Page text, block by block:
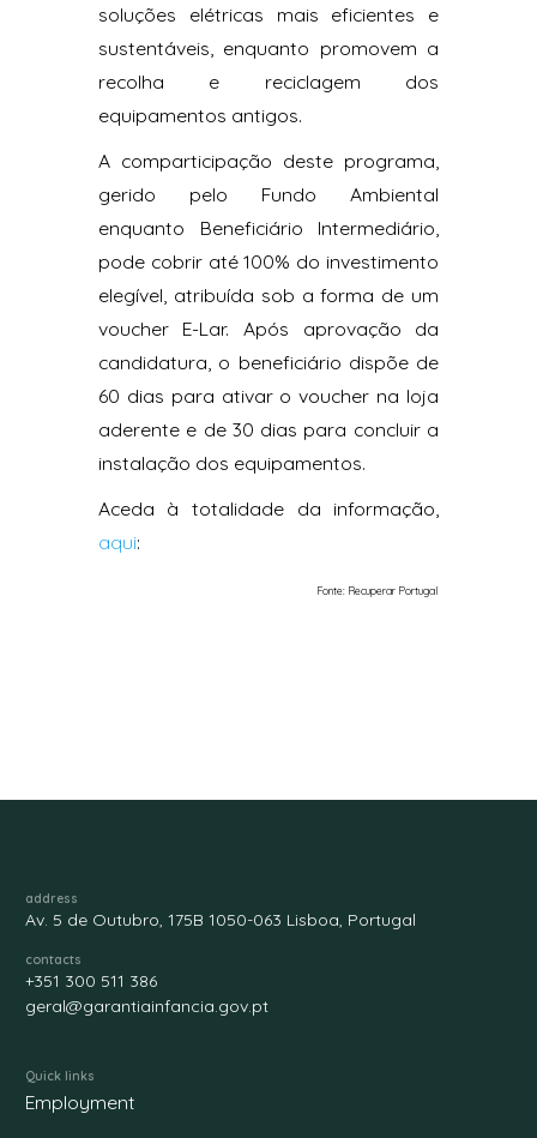
soluções elétricas mais eficientes e
sustentáveis, enquanto promovem a
recolha e reciclagem dos
equipamentos antigos.
A comparticipação deste programa,
gerido pelo Fundo Ambiental
enquanto Beneficiário Intermediário,
pode cobrir até 100% do investimento
elegível, atribuída sob a forma de um
voucher E-Lar. Após aprovação da
candidatura, o beneficiário dispõe de
60 dias para ativar o voucher na loja
aderente e de 30 dias para concluir a
instalação dos equipamentos.
Aceda à totalidade da informação,
aqui:
Fonte: Recuperar Portugal
address
Av. 5 de Outubro, 175B 1050-063 Lisboa, Portugal
contacts
+351 300 511 386
geral@garantiainfancia.gov.pt
Quick links
Employment